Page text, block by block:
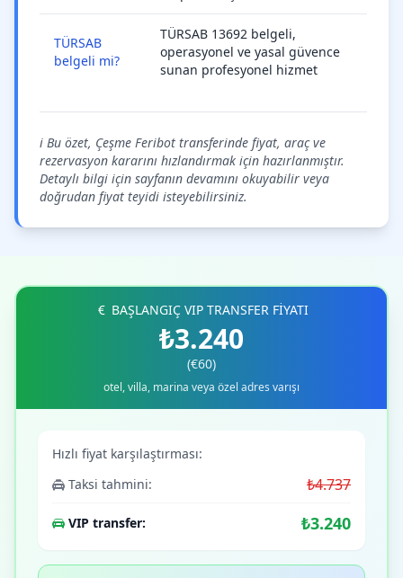
TÜRSAB
belgeli mi?
TÜRSAB 13692 belgeli,
operasyonel ve yasal güvence
sunan profesyonel hizmet
ℹ️ Bu özet, Çeşme Feribot transferinde fiyat, araç ve
rezervasyon kararını hızlandırmak için hazırlanmıştır.
Detaylı bilgi için sayfanın devamını okuyabilir veya
doğrudan fiyat teyidi isteyebilirsiniz.
BAŞLANGIÇ VIP TRANSFER FİYATI
₺3.240
(€60)
otel, villa, marina veya özel adres varışı
Hızlı fiyat karşılaştırması:
Taksi tahmini:
₺4.737
VIP transfer: ₺3.240